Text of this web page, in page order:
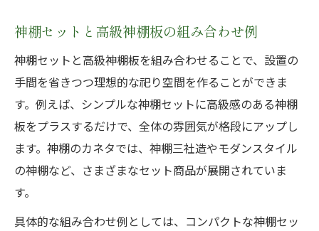
神棚セットと高級神棚板の組み合わせ例
神棚セットと高級神棚板を組み合わせることで、設置の
手間を省きつつ理想的な祀り空間を作ることができま
す。例えば、シンプルな神棚セットに高級感のある神棚
板をプラスするだけで、全体の雰囲気が格段にアップし
ます。神棚のカネタでは、神棚三社造やモダンスタイル
の神棚など、さまざまなセット商品が展開されていま
す。
具体的な組み合わせ例としては、コンパクトな神棚セッ